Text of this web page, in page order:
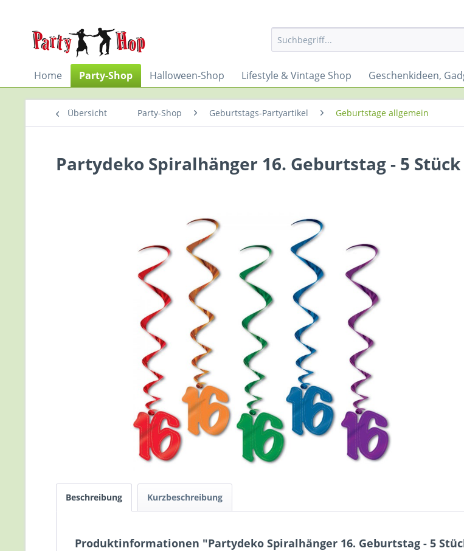
Home Party-Shop Halloween-Shop Lifestyle & Vintage Shop Geschenkideen,
Übersicht Party-Shop Geburtstags-Partyartikel Geburtstage allgemein
Partydeko Spiralhänger 16. Geburtstag - 5 Stück
Beschreibung Kurzbeschreibung
Produktinformationen "Partydeko Spiralhänger 16. Geburtstag - 5